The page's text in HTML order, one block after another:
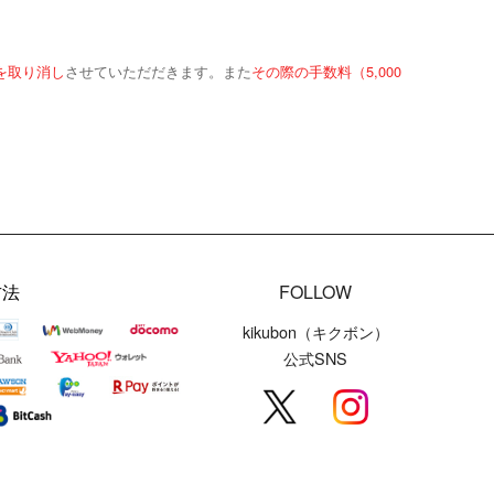
取り消しさせていただだきます。またその際の手数料（5,000
FOLLOW
kikubon（キクボン）
公式SNS